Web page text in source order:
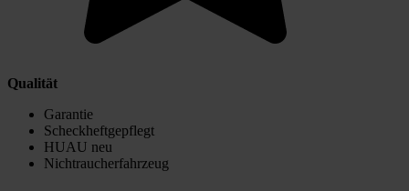
Qualität
Garantie
Scheckheftgepflegt
HUAU neu
Nichtraucherfahrzeug